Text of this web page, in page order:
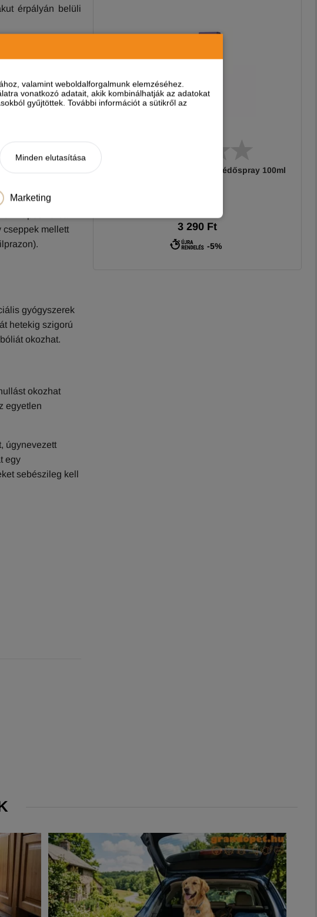
valamint weboldalforgalmunk elemzéséhez.
vonatkozó adatait, akik kombinálhatják az adatokat
gyűjtöttek. További információt a sütikről az
Minden elutasítása
Marketing
érpályán belüli
és hirtelen halált
és az
lárva-
napos korban
cseppek mellett
gyógyszerek
hetekig szigorú
okozhat.
okozhat
egyetlen
úgynevezett
egy
sebészileg kell
Dr. Kelen PetMed Kullancs Védőspray 100ml
3 290 Ft
-5%